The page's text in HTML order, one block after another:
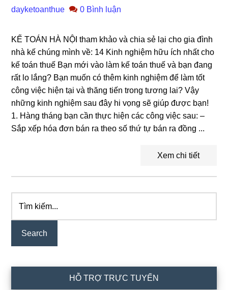
dayketoanthue 0 Bình luận
KẾ TOÁN HÀ NỘI tham khảo và chia sẻ lại cho gia đình
nhà kế chúng mình về: 14 Kinh nghiệm hữu ích nhất cho
kế toán thuế Bạn mới vào làm kế toán thuế và bạn đang
rất lo lắng? Bạn muốn có thêm kinh nghiệm để làm tốt
công việc hiện tại và thăng tiến trong tương lai? Vậy
những kinh nghiệm sau đây hi vọng sẽ giúp được bạn!
1. Hàng tháng bạn cần thực hiện các công việc sau: –
Sắp xếp hóa đơn bán ra theo số thứ tự bán ra đồng ...
Xem chi tiết
Primary
Sidebar
kiếm...
HỖ TRỢ TRỰC TUYẾN